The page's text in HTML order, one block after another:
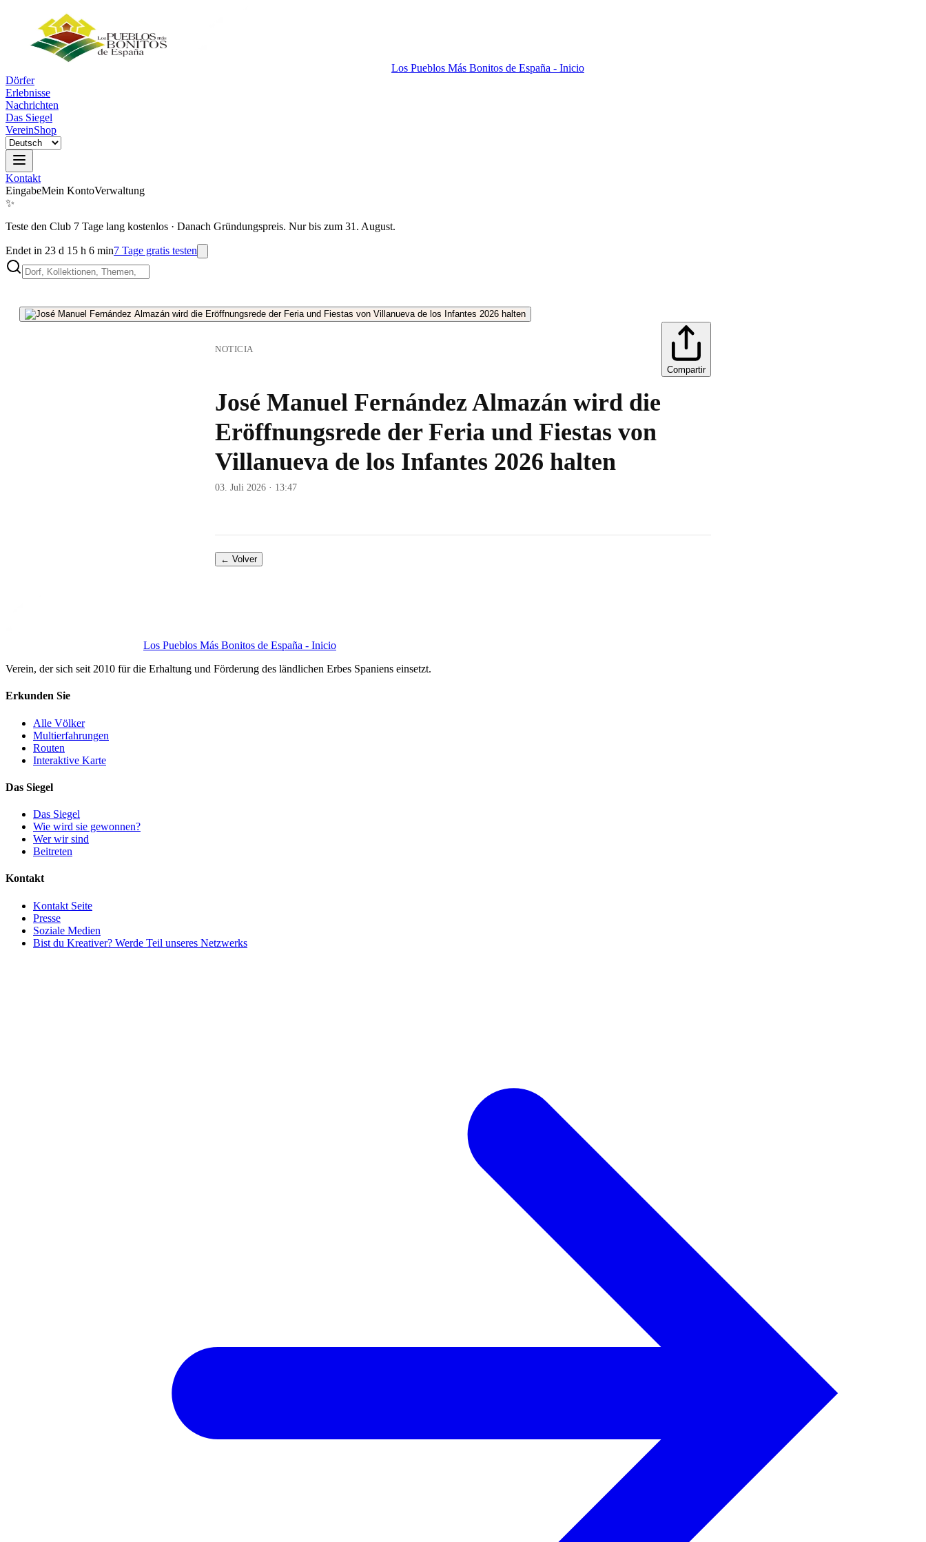
Los Pueblos Más Bonitos de España - Inicio
Dörfer
Erlebnisse
Nachrichten
Das Siegel
VereinShop
Kontakt
EingabeMein KontoVerwaltung
✨
Teste den Club 7 Tage lang kostenlos · Danach Gründungspreis. Nur bis zum 31. August.
Endet in 23 d 15 h 6 min7 Tage gratis testen
NOTICIA
Compartir
José Manuel Fernández Almazán wird die
Eröffnungsrede der Feria und Fiestas von
Villanueva de los Infantes 2026 halten
03. Juli 2026 · 13:47
← Volver
Los Pueblos Más Bonitos de España - Inicio
Verein, der sich seit 2010 für die Erhaltung und Förderung des ländlichen Erbes Spaniens einsetzt.
Erkunden Sie
Alle Völker
Multierfahrungen
Routen
Interaktive Karte
Das Siegel
Das Siegel
Wie wird sie gewonnen?
Wer wir sind
Beitreten
Kontakt
Kontakt Seite
Presse
Soziale Medien
Bist du Kreativer? Werde Teil unseres Netzwerks